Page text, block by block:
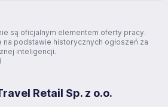
są oficjalnym elementem oferty pracy.
na podstawie historycznych ogłoszeń za
inteligencji.
Retail Sp. z o.o.